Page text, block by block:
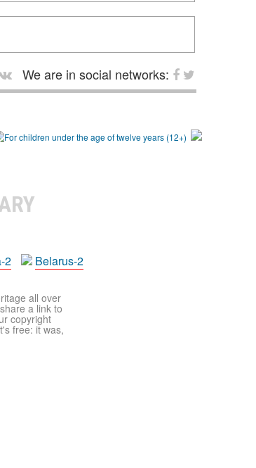
We are in social networks:
2 Belarus-2
all over
a link to
copyright
free: it was,